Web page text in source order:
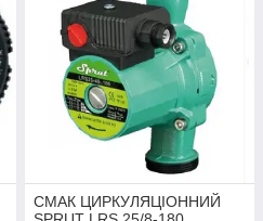
СМАК ЦИРКУЛЯЦІОННИЙ